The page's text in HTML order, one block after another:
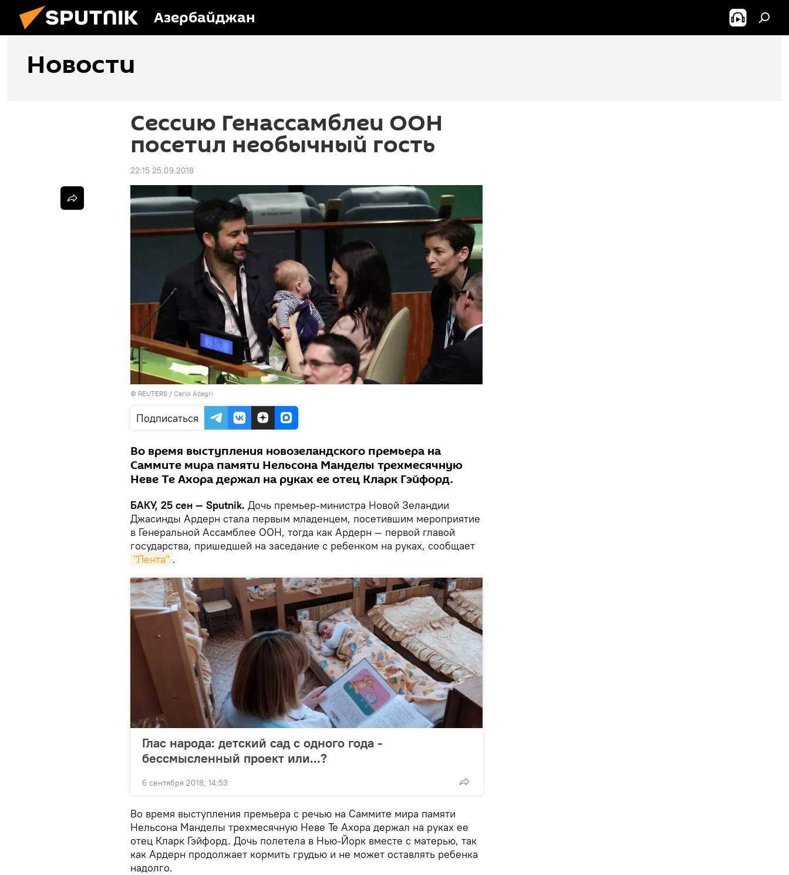
Азербайджан
Новости
Сессию Генассамблеи ООН
посетил необычный гость
22:15 25.09.2018
© REUTERS / Carlo Allegri
Подписаться
Во время выступления новозеландского премьера на
Саммите мира памяти Нельсона Манделы трехмесячную
Неве Те Ахора держал на руках ее отец Кларк Гэйфорд.
БАКУ, 25 сен — Sputnik. Дочь премьер-министра Новой Зеландии
Джасинды Ардерн стала первым младенцем, посетившим мероприятие
в Генеральной Ассамблее ООН, тогда как Ардерн — первой главой
государства, пришедшей на заседание с ребенком на руках, сообщает
"Лента" .
Глас народа: детский сад с одного года -
бессмысленный проект или...?
6 сентября 2018, 14:53
Во время выступления премьера с речью на Саммите мира памяти
Нельсона Манделы трехмесячную Неве Те Ахора держал на руках ее
отец Кларк Гэйфорд. Дочь полетела в Нью-Йорк вместе с матерью, так
как Ардерн продолжает кормить грудью и не может оставлять ребенка
надолго.